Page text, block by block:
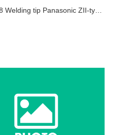
Ø0,9мм/L45мм
Welding tip Panasonic ZII-type